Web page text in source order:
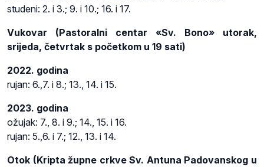
studeni: 2. i 3.; 9. i 10.; 16. i 17.
Vukovar (Pastoralni centar «Sv. Bono» utorak,
srijeda, četvrtak s početkom u 19 sati)
2022. godina
rujan: 6.,7. i 8.; 13., 14. i 15.
2023. godina
ožujak: 7., 8. i 9.; 14., 15. i 16.
rujan: 5.,6. i 7.; 12., 13. i 14.
Otok (Kripta župne crkve Sv. Antuna Padovanskog u